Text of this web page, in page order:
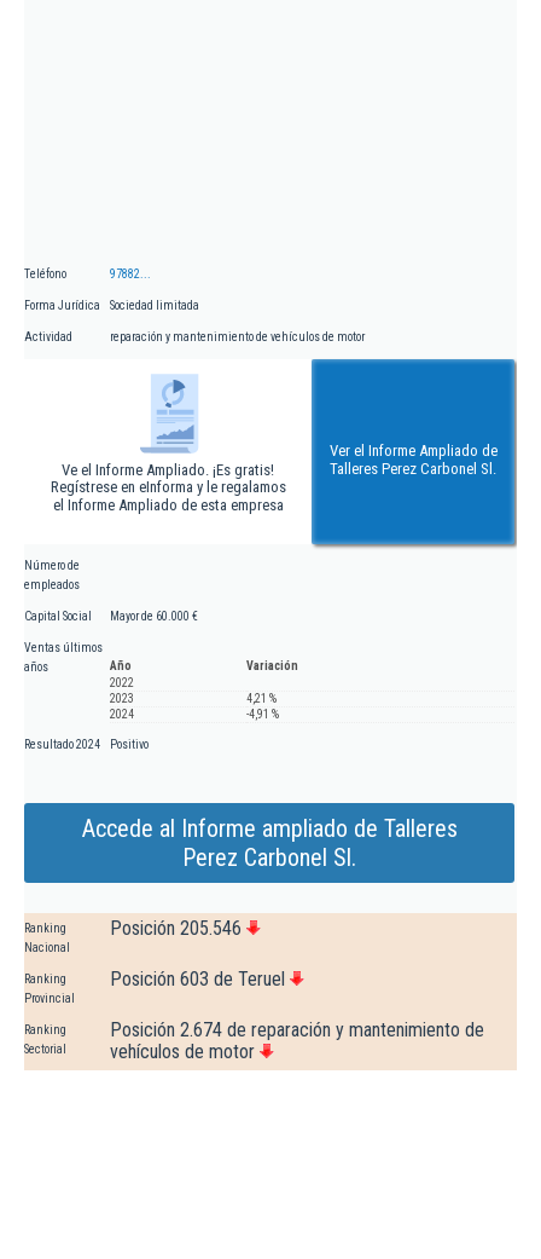
Teléfono 97882...
Forma Jurídica Sociedad limitada
Actividad reparación y mantenimiento de vehículos de motor
Ve el Informe Ampliado. ¡Es gratis!
Regístrese en eInforma y le regalamos
el Informe Ampliado de esta empresa
Ver el Informe Ampliado de
Talleres Perez Carbonel Sl.
Número de
empleados
Capital Social Mayor de 60.000 €
Ventas últimos
años
Año
Variación
2022
2023
4,21 %
2024
-4,91 %
Resultado 2024 Positivo
Accede al Informe ampliado de Talleres
Perez Carbonel Sl.
Ranking
Nacional
Posición 205.546
Ranking
Provincial
Posición 603 de Teruel
Ranking
Sectorial
Posición 2.674 de reparación y mantenimiento de
vehículos de motor